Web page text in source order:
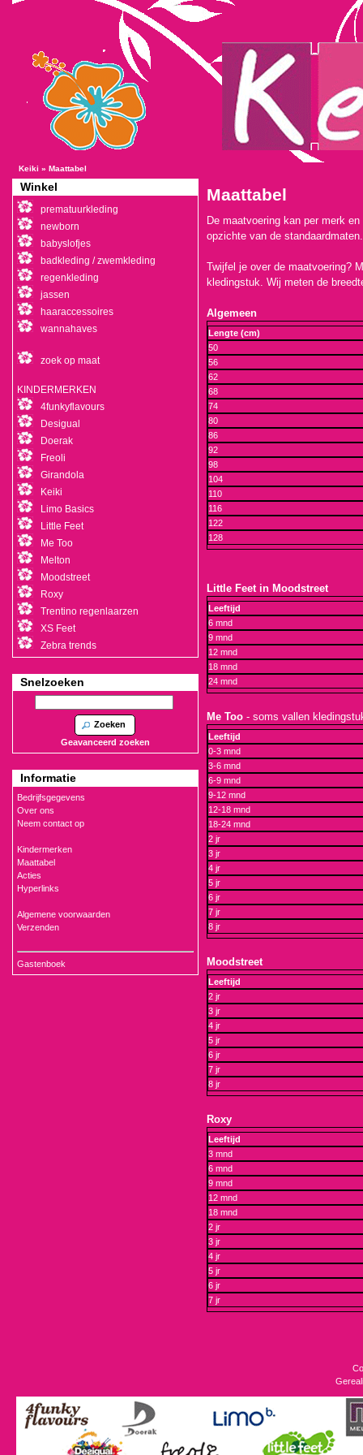
Keiki » Maattabel
Maattabel
De maatvoering kan per merk
opzichte van de standaardmaten.
Twijfel je over de maatvoering?
kledingstuk. Wij meten de
Algemeen
Lengte (cm)
50
56
62
68
74
80
86
92
98
104
110
116
122
128
Little Feet in Moodstreet
Leeftijd
6 mnd
9 mnd
12 mnd
18 mnd
24 mnd
Me Too - soms vallen
Leeftijd
0-3 mnd
3-6 mnd
6-9 mnd
9-12 mnd
12-18 mnd
18-24 mnd
2 jr
3 jr
4 jr
5 jr
6 jr
7 jr
8 jr
Moodstreet
Leeftijd
2 jr
3 jr
4 jr
5 jr
6 jr
7 jr
8 jr
Roxy
Leeftijd
3 mnd
6 mnd
9 mnd
12 mnd
18 mnd
2 jr
3 jr
4 jr
5 jr
6 jr
7 jr
Winkel
prematuurkleding
newborn
babyslofjes
badkleding / zwemkleding
regenkleding
jassen
haaraccessoires
wannahaves
zoek op maat
KINDERMERKEN
4funkyflavours
Desigual
Doerak
Freoli
Girandola
Keiki
Limo Basics
Little Feet
Me Too
Melton
Moodstreet
Roxy
Trentino regenlaarzen
XS Feet
Zebra trends
Snelzoeken
Zoeken
Geavanceerd zoeken
Informatie
Bedrijfsgegevens
Over ons
Neem contact op
Kindermerken
Maattabel
Acties
Hyperlinks
Algemene voorwaarden
Verzenden
Gastenboek